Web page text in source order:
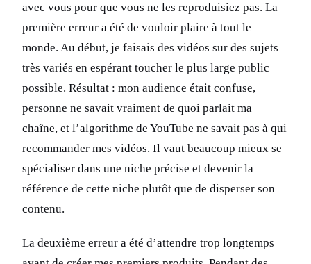
avec vous pour que vous ne les reproduisiez pas. La
première erreur a été de vouloir plaire à tout le
monde. Au début, je faisais des vidéos sur des sujets
très variés en espérant toucher le plus large public
possible. Résultat : mon audience était confuse,
personne ne savait vraiment de quoi parlait ma
chaîne, et l’algorithme de YouTube ne savait pas à qui
recommander mes vidéos. Il vaut beaucoup mieux se
spécialiser dans une niche précise et devenir la
référence de cette niche plutôt que de disperser son
contenu.
La deuxième erreur a été d’attendre trop longtemps